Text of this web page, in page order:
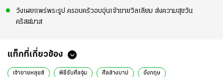
วังเผยแพร่พระรูป ครอบครัวอบอุ่นเจ้าชายวิลเลียม ส่งความสุขวัน
คริสต์มาส
แท็กที่เกี่ยวข้อง
เจ้าชายหลุยส์ พิธีรับศีลจุ่ม ศีลล้างบาป อังกฤษ